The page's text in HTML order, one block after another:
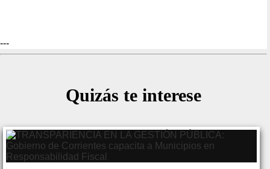
---
Quizás te interese